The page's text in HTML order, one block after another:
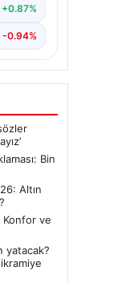
0.94%
Bin
Altın
Konfor ve
yatacak?